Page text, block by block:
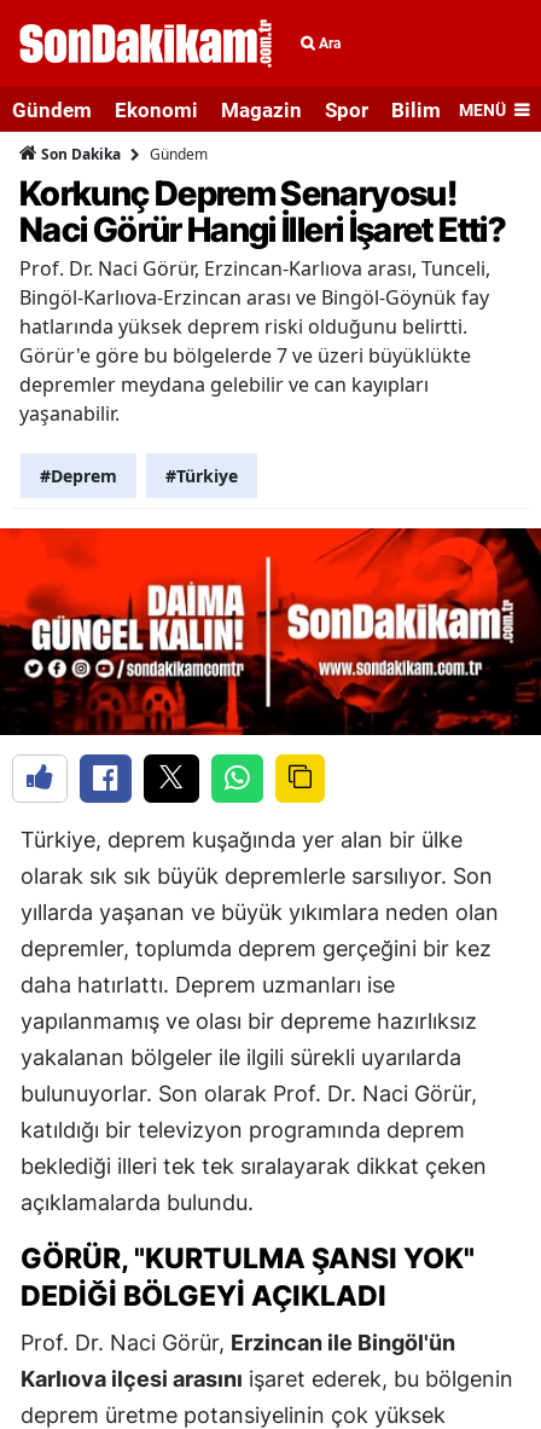
Ara
Gündem Ekonomi Magazin Spor Bilim veMENÜ
Son Dakika Gündem
Korkunç Deprem Senaryosu!
Naci Görür Hangi İlleri İşaret Etti?
Prof. Dr. Naci Görür, Erzincan-Karlıova arası, Tunceli,
Bingöl-Karlıova-Erzincan arası ve Bingöl-Göynük fay
hatlarında yüksek deprem riski olduğunu belirtti.
Görür'e göre bu bölgelerde 7 ve üzeri büyüklükte
depremler meydana gelebilir ve can kayıpları
yaşanabilir.
#Deprem #Türkiye
Türkiye, deprem kuşağında yer alan bir ülke
olarak sık sık büyük depremlerle sarsılıyor. Son
yıllarda yaşanan ve büyük yıkımlara neden olan
depremler, toplumda deprem gerçeğini bir kez
daha hatırlattı. Deprem uzmanları ise
yapılanmamış ve olası bir depreme hazırlıksız
yakalanan bölgeler ile ilgili sürekli uyarılarda
bulunuyorlar. Son olarak Prof. Dr. Naci Görür,
katıldığı bir televizyon programında deprem
beklediği illeri tek tek sıralayarak dikkat çeken
açıklamalarda bulundu.
GÖRÜR, "KURTULMA ŞANSI YOK"
DEDIĞI BÖLGEYI AÇIKLADI
Prof. Dr. Naci Görür, Erzincan ile Bingöl'ün
Karlıova ilçesi arasını işaret ederek, bu bölgenin
deprem üretme potansiyelinin çok yüksek